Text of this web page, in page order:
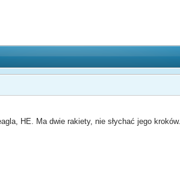
HE. Ma dwie rakiety, nie słychać jego kroków.